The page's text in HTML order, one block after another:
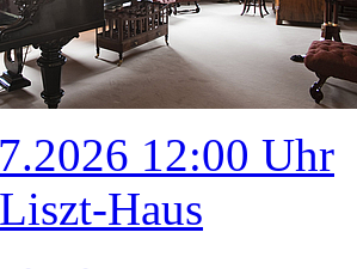
12:00 Uhr
Haus